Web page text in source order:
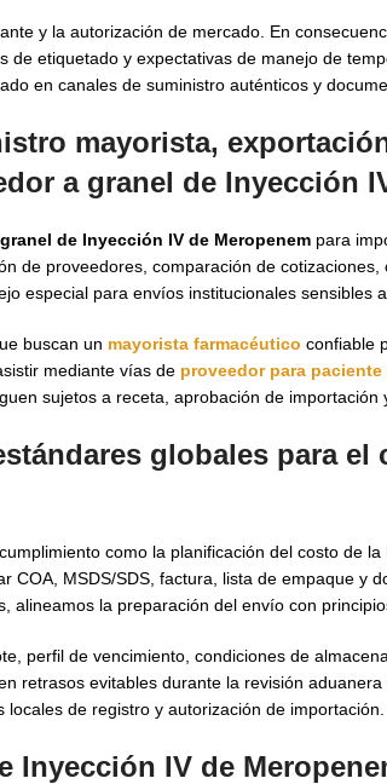
y la autorización de mercado. En
de etiquetado y expectativas de manejo de
en canales de suministro auténticos y
mayorista,
a granel de Inyección
de Inyección IV de Meropenem para
de proveedores, comparación de
especial para envíos institucionales sensibles
buscan un mayorista farmacéutico confiable
mediante vías de proveedor para
sujetos a receta, aprobación de importación
globales para
como la planificación del costo de
COA, MSDS/SDS, factura, lista de empaque y
alineamos la preparación del envío con
perfil de vencimiento, condiciones de
retrasos evitables durante la revisión
de registro y autorización de importación.
Inyección IV de